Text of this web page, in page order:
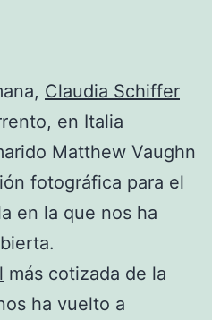
Claudia Schiffer
en Italia
Matthew Vaughn
fotográfica para el
en la que nos ha
más cotizada de la
ha vuelto a